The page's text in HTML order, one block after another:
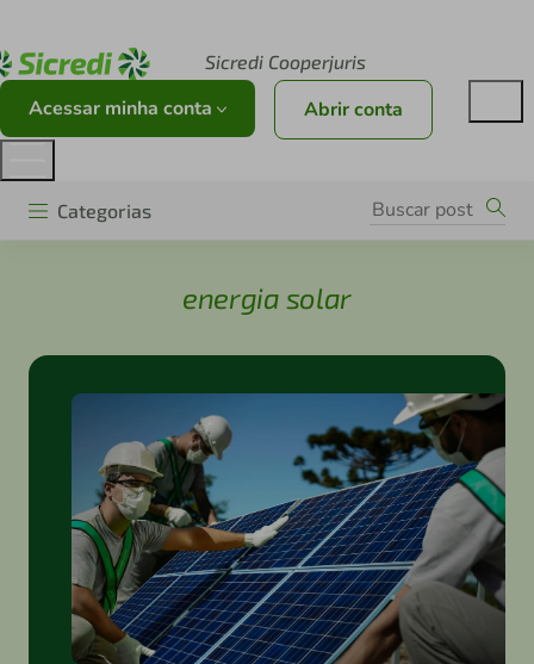
Sicredi Cooperjuris
Acessar minha conta Abrir conta
Categorias
energia solar